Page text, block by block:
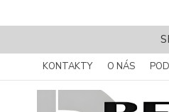
KONTAKTY O NÁS